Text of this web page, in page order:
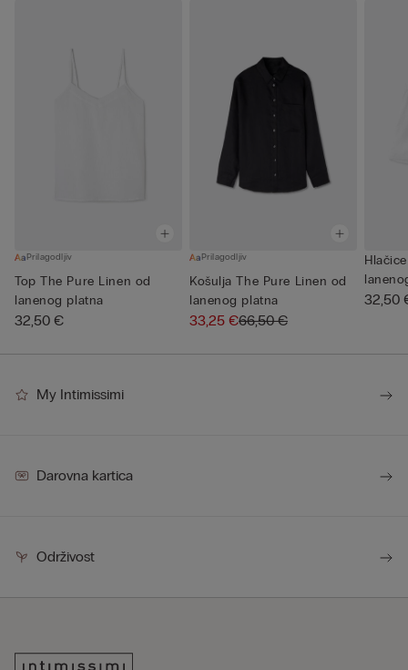
Prilagodljiv
Top The Pure Linen od
lanenog platna
32,50 €
Prilagodljiv
Košulja The Pure Linen od
lanenog platna
33,25 €66,50 €
32,50
My Intimissimi
Darovna kartica
Održivost